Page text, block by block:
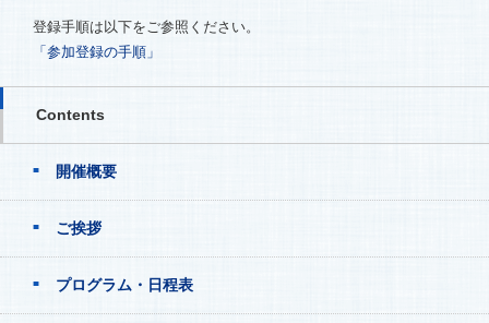
登録手順は以下をご参照ください。
「参加登録の手順」
Contents
開催概要
ご挨拶
プログラム・日程表